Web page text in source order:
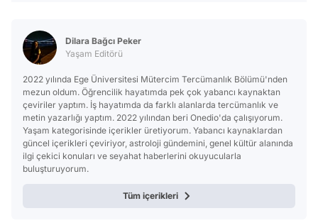
Dilara Bağcı Peker
Yaşam Editörü
2022 yılında Ege Üniversitesi Mütercim Tercümanlık Bölümü'nden
mezun oldum. Öğrencilik hayatımda pek çok yabancı kaynaktan
çeviriler yaptım. İş hayatımda da farklı alanlarda tercümanlık ve
metin yazarlığı yaptım. 2022 yılından beri Onedio'da çalışıyorum.
Yaşam kategorisinde içerikler üretiyorum. Yabancı kaynaklardan
güncel içerikleri çeviriyor, astroloji gündemini, genel kültür alanında
ilgi çekici konuları ve seyahat haberlerini okuyucularla
buluşturuyorum.
Tüm içerikleri